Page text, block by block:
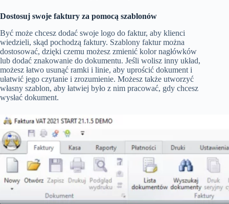
Dostosuj swoje faktury za pomocą szablonów
Być może chcesz dodać swoje logo do faktur, aby klienci
wiedzieli, skąd pochodzą faktury. Szablony faktur można
dostosować, dzięki czemu możesz zmienić kolor nagłówków
lub dodać znakowanie do dokumentu. Jeśli wolisz inny układ,
możesz łatwo usunąć ramki i linie, aby uprościć dokument i
ułatwić jego czytanie i zrozumienie. Możesz także utworzyć
własny szablon, aby łatwiej było z nim pracować, gdy chcesz
wysłać dokument.